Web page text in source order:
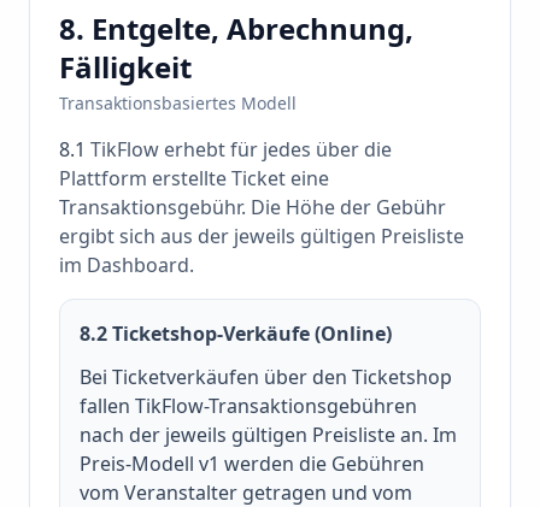
8. Entgelte, Abrechnung,
Fälligkeit
Transaktionsbasiertes Modell
8.1 TikFlow erhebt für jedes über die
Plattform erstellte Ticket eine
Transaktionsgebühr. Die Höhe der Gebühr
ergibt sich aus der jeweils gültigen Preisliste
im Dashboard.
8.2 Ticketshop-Verkäufe (Online)
Bei Ticketverkäufen über den Ticketshop
fallen TikFlow-Transaktionsgebühren
nach der jeweils gültigen Preisliste an. Im
Preis-Modell v1 werden die Gebühren
vom Veranstalter getragen und vom